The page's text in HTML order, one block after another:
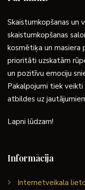
Skaistumkopšanas un
skaistumkopšanas
kosmētiķa un masiera
prioritāti uzskatām
un pozitīvu emociju
Pakalpojumi tiek
atbildes uz
Lapni lūdzam!
Informācija
Internetveikala